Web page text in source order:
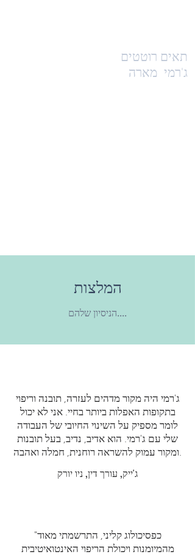
תאים רוטטים
ג'רמי מארה
המלצות
הניסיון שלהם....
ג'רמי היה מקור מדהים לעזרה, תובנה וריפוי
בתקופות האפלות ביותר בחיי. אני לא יכול
לומר מספיק על השינוי החיובי של העבודה
שלי עם ג'רמי. הוא אדיב, נדיב, בעל תובנות
ומקור עמוק להשראה רוחנית, חמלה ואהבה.
ג'ייק, עורך דין, ניו יורק
"כפסיכולוג קליני, התרשמתי מאוד
מהמיומנות ויכולת הריפוי האינטואיטיבית